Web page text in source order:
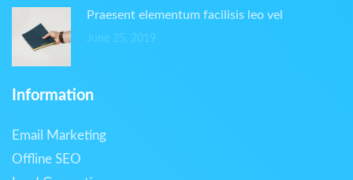
Praesent elementum facilisis leo vel
June 25, 2019
Information
Email Marketing
Offline SEO